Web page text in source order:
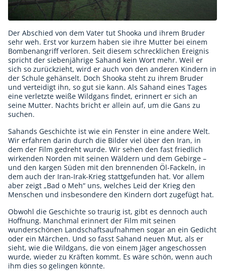
Der Abschied von dem Vater tut Shooka und ihrem Bruder
sehr weh. Erst vor kurzem haben sie ihre Mutter bei einem
Bombenangriff verloren. Seit diesem schrecklichen Ereignis
spricht der siebenjährige Sahand kein Wort mehr. Weil er
sich so zurückzieht, wird er auch von den anderen Kindern in
der Schule gehänselt. Doch Shooka steht zu ihrem Bruder
und verteidigt ihn, so gut sie kann. Als Sahand eines Tages
eine verletzte weiße Wildgans findet, erinnert er sich an
seine Mutter. Nachts bricht er allein auf, um die Gans zu
suchen.
Sahands Geschichte ist wie ein Fenster in eine andere Welt.
Wir erfahren darin durch die Bilder viel über den Iran, in
dem der Film gedreht wurde. Wir sehen den fast friedlich
wirkenden Norden mit seinen Wäldern und dem Gebirge –
und den kargen Süden mit den brennenden Öl-Fackeln, in
dem auch der Iran-Irak-Krieg stattgefunden hat. Vor allem
aber zeigt „Bad o Meh“ uns, welches Leid der Krieg den
Menschen und insbesondere den Kindern dort zugefügt hat.
Obwohl die Geschichte so traurig ist, gibt es dennoch auch
Hoffnung. Manchmal erinnert der Film mit seinen
wunderschönen Landschaftsaufnahmen sogar an ein Gedicht
oder ein Märchen. Und so fasst Sahand neuen Mut, als er
sieht, wie die Wildgans, die von einem Jäger angeschossen
wurde, wieder zu Kräften kommt. Es wäre schön, wenn auch
ihm dies so gelingen könnte.